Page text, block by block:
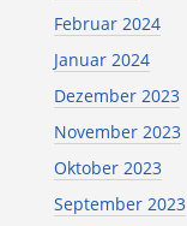
Februar 2024
Januar 2024
Dezember 2023
November 2023
Oktober 2023
September 2023